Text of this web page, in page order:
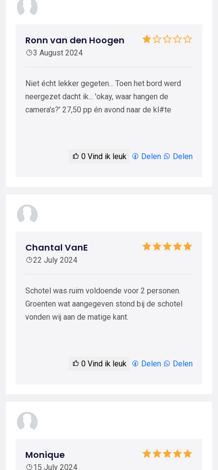
Ronn van den Hoogen
3 August 2024
Niet écht lekker gegeten... Toen het bord werd
neergezet dacht ik... 'okay, waar hangen de
camera's?' 27,50 pp én avond naar de kl#te
0 Vind ik leuk Delen Delen
Chantal VanE
22 July 2024
Schotel was ruim voldoende voor 2 personen.
Groenten wat aangegeven stond bij de schotel
vonden wij aan de matige kant.
0 Vind ik leuk Delen Delen
Monique
15 July 2024